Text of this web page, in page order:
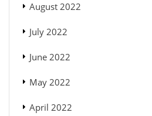
August 2022
July 2022
June 2022
May 2022
April 2022